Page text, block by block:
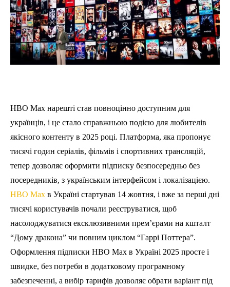
HBO Max нарешті став повноцінно доступним для
українців, і це стало справжньою подією для любителів
якісного контенту в 2025 році. Платформа, яка пропонує
тисячі годин серіалів, фільмів і спортивних трансляцій,
тепер дозволяє оформити підписку безпосередньо без
посередників, з українським інтерфейсом і локалізацією.
HBO Max в Україні стартував 14 жовтня, і вже за перші дні
тисячі користувачів почали реєструватися, щоб
насолоджуватися ексклюзивними прем’єрами на кшталт
“Дому дракона” чи повним циклом “Гаррі Поттера”.
Оформлення підписки HBO Max в Україні 2025 просте і
швидке, без потреби в додатковому програмному
забезпеченні, а вибір тарифів дозволяє обрати варіант під